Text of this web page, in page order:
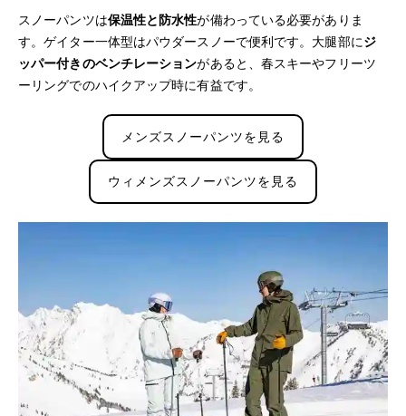
スノーパンツは保温性と防水性が備わっている必要がありま
す。ゲイター一体型はパウダースノーで便利です。大腿部にジ
ッパー付きのベンチレーションがあると、春スキーやフリーツ
ーリングでのハイクアップ時に有益です。
メンズスノーパンツを見る
ウィメンズスノーパンツを見る